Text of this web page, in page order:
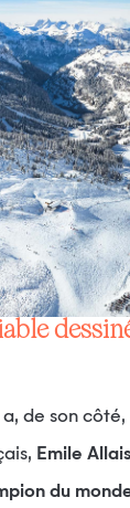
Emile Allais
du